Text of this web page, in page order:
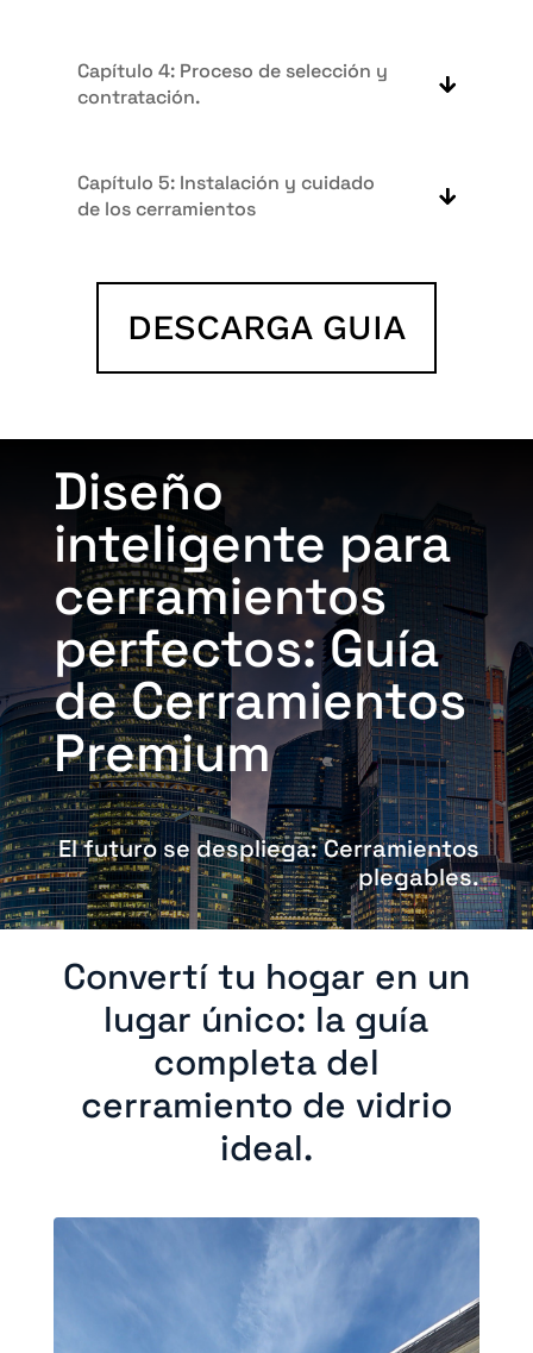
Capítulo 4: Proceso de selección y
contratación.
Capítulo 5: Instalación y cuidado
de los cerramientos
DESCARGA GUIA
Diseño
inteligente para
cerramientos
perfectos: Guía
de Cerramientos
Premium
El futuro se despliega: Cerramientos
plegables.
Convertí tu hogar en un
lugar único: la guía
completa del
cerramiento de vidrio
ideal.